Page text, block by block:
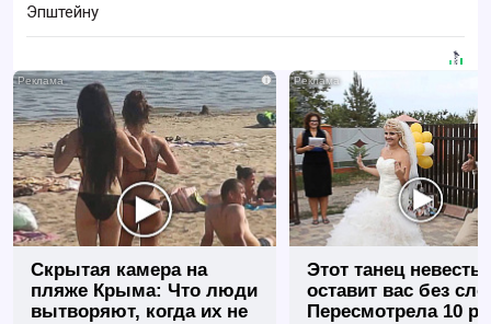
Эпштейну
i
Скрытая камера на
пляже Крыма: Что люди
вытворяют, когда их не
Этот танец невесты
оставит вас без
Пересмотрела 10